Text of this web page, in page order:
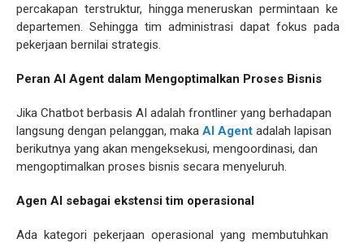
percakapan terstruktur, hingga meneruskan permintaan ke
departemen. Sehingga tim administrasi dapat fokus pada
pekerjaan bernilai strategis.
Peran AI Agent dalam Mengoptimalkan Proses Bisnis
Jika Chatbot berbasis AI adalah frontliner yang berhadapan
langsung dengan pelanggan, maka AI Agent adalah lapisan
berikutnya yang akan mengeksekusi, mengoordinasi, dan
mengoptimalkan proses bisnis secara menyeluruh.
Agen AI sebagai ekstensi tim operasional
Ada kategori pekerjaan operasional yang membutuhkan